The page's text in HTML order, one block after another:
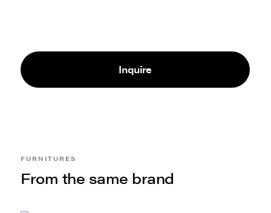
Inquire
From the same brand
FURNITURES